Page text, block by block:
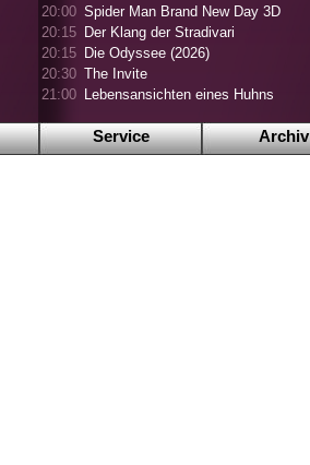
20:00 Spider Man Brand New Day 3D
20:15 Der Klang der Stradivari
20:15 Die Odyssee (2026)
20:30 The Invite
21:00 Lebensansichten eines Huhns
Service Archiv